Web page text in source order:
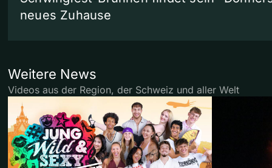
neues Zuhause
Weitere News
Videos aus der Region, der Schweiz und aller Welt